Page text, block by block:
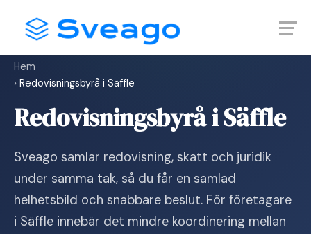
content
Hem
› Redovisningsbyrå i Säffle
Redovisningsbyrå i Säffle
Sveago samlar redovisning, skatt och juridik
under samma tak, så du får en samlad
helhetsbild och snabbare beslut. För företagare
i Säffle innebär det mindre koordinering mellan